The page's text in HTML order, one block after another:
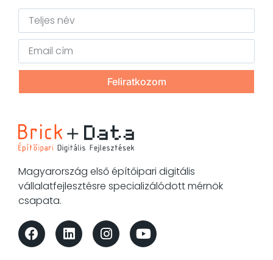
Feliratkozom
Magyarország első építőipari digitális
vállalatfejlesztésre specializálódott mérnök
csapata.